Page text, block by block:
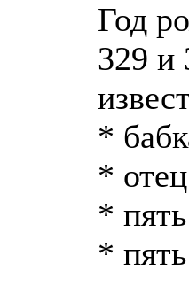
Год
329 и
*
*
*
*